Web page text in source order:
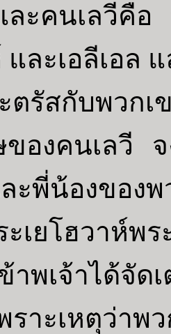
ะคนเลวีคือ
และเอลีเอล
ตรัสกับพวกเ
องคนเลวี
ะพี่น้องของ
เยโฮวาห์พร
พเจ้าได้จัด
าะเหตุว่าพ